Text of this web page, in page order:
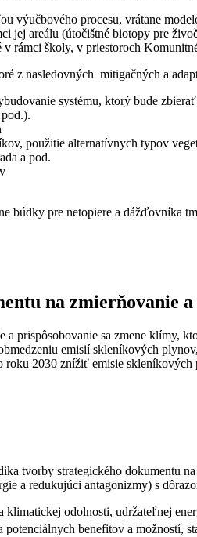
výučbového procesu, vrátane
jej areálu (útočištné biotopy pre
rámci školy, v priestoroch
z nasledovných mitigačných a
systému, ktorý bude
použitie alternatívnych typov
a pod.
búdky pre netopiere a dážďovníka
na zmierňovanie
a prispôsobovanie sa zmene
emisií skleníkových
2030 znížiť emisie
tvorby strategického dokumentu
a redukujúci antagonizmy) s
odolnosti, udržateľnej
benefitov a možností,